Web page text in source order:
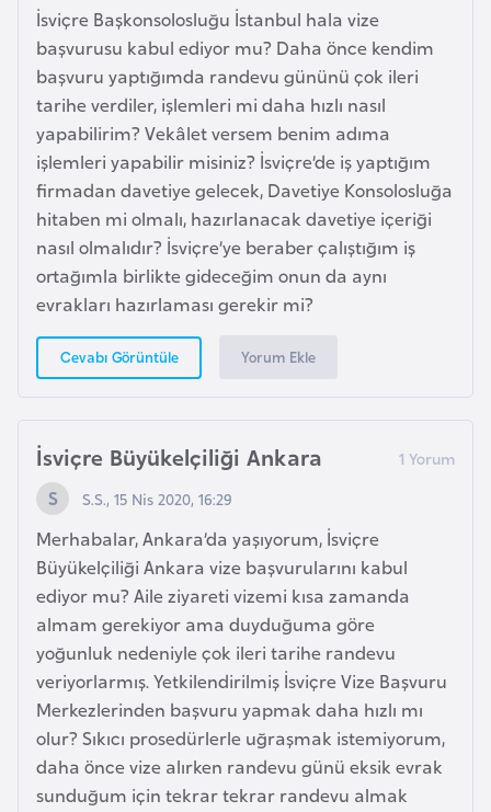
İsviçre Başkonsolosluğu İstanbul hala vize
başvurusu kabul ediyor mu? Daha önce kendim
başvuru yaptığımda randevu gününü çok ileri
tarihe verdiler, işlemleri mi daha hızlı nasıl
yapabilirim? Vekâlet versem benim adıma
işlemleri yapabilir misiniz? İsviçre’de iş yaptığım
firmadan davetiye gelecek, Davetiye Konsolosluğa
hitaben mi olmalı, hazırlanacak davetiye içeriği
nasıl olmalıdır? İsviçre’ye beraber çalıştığım iş
ortağımla birlikte gideceğim onun da aynı
evrakları hazırlaması gerekir mi?
Cevabı Görüntüle Yorum Ekle
İsviçre Büyükelçiliği Ankara
S.S., 15 Nis 2020, 16:29
Merhabalar, Ankara’da yaşıyorum, İsviçre
Büyükelçiliği Ankara vize başvurularını kabul
ediyor mu? Aile ziyareti vizemi kısa zamanda
almam gerekiyor ama duyduğuma göre
yoğunluk nedeniyle çok ileri tarihe randevu
veriyorlarmış. Yetkilendirilmiş İsviçre Vize Başvuru
Merkezlerinden başvuru yapmak daha hızlı mı
olur? Sıkıcı prosedürlerle uğraşmak istemiyorum,
daha önce vize alırken randevu günü eksik evrak
sunduğum için tekrar tekrar randevu almak
F
i
n
l
a
n
d
i
y
a
F
a
n
s
a
G
a
b
o
n
G
a
m
b